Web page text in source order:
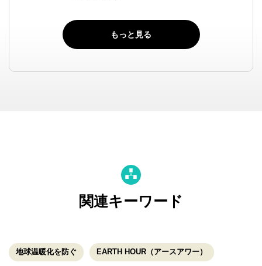
もっと見る
関連キーワード
地球温暖化を防ぐ EARTH HOUR（アースアワー）